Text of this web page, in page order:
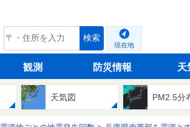
tenki.jp 検索
現在地
観測 防災情報 天
天気図 PM2.5分